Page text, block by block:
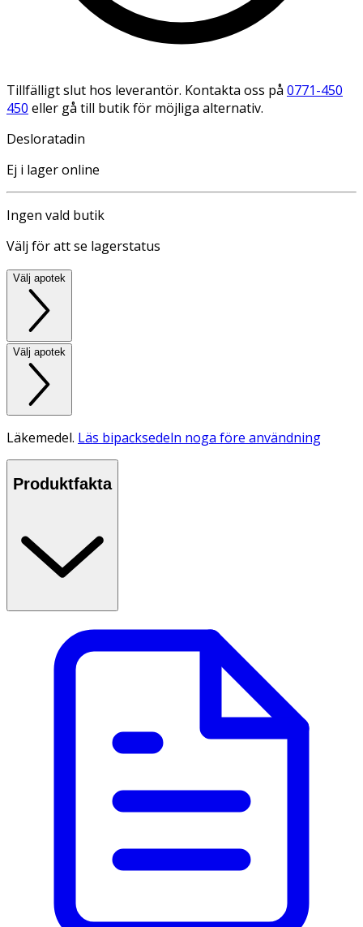
Tillfälligt slut hos leverantör. Kontakta oss på 0771-450
450 eller gå till butik för möjliga alternativ.
Desloratadin
Ej i lager online
Ingen vald butik
Välj för att se lagerstatus
Välj apotek
Välj apotek
Läkemedel. Läs bipacksedeln noga före användning
Produktfakta